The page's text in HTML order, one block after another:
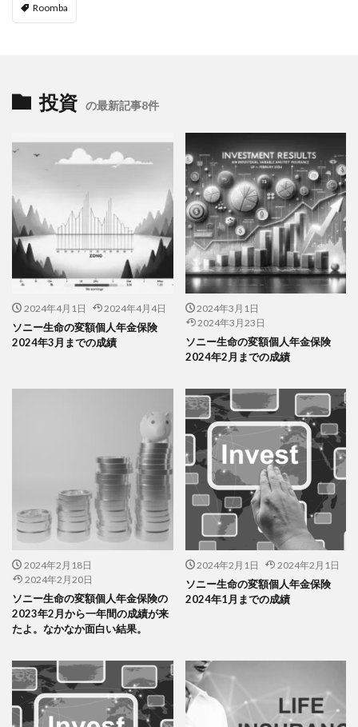
Roomba
投資 の最新記事8件
2024年4月1日 2024年4月4日
ソニー生命の変額個人年金保険
2024年3月までの成績
2024年3月1日
2024年3月23日
ソニー生命の変額個人年金保険
2024年2月までの成績
2024年2月18日
2024年2月20日
ソニー生命の変額個人年金保険の
2023年2月から一年間の成績が来
たよ。なかなか面白い結果。
2024年2月1日 2024年2月1日
ソニー生命の変額個人年金保険
2024年1月までの成績